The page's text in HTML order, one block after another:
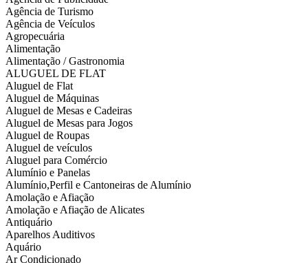
Agência de Turismo
Agência de Veículos
Agropecuária
Alimentação
Alimentação / Gastronomia
ALUGUEL DE FLAT
Aluguel de Flat
Aluguel de Máquinas
Aluguel de Mesas e Cadeiras
Aluguel de Mesas para Jogos
Aluguel de Roupas
Aluguel de veículos
Aluguel para Comércio
Alumínio e Panelas
Alumínio,Perfil e Cantoneiras de Alumínio
Amolação e Afiação
Amolação e Afiação de Alicates
Antiquário
Aparelhos Auditivos
Aquário
Ar Condicionado